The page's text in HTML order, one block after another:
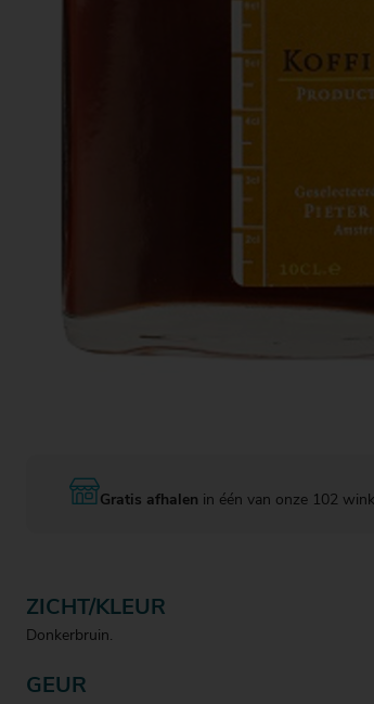
Gratis afhalen in één van onze 102
ZICHT/KLEUR
Donkerbruin.
GEUR